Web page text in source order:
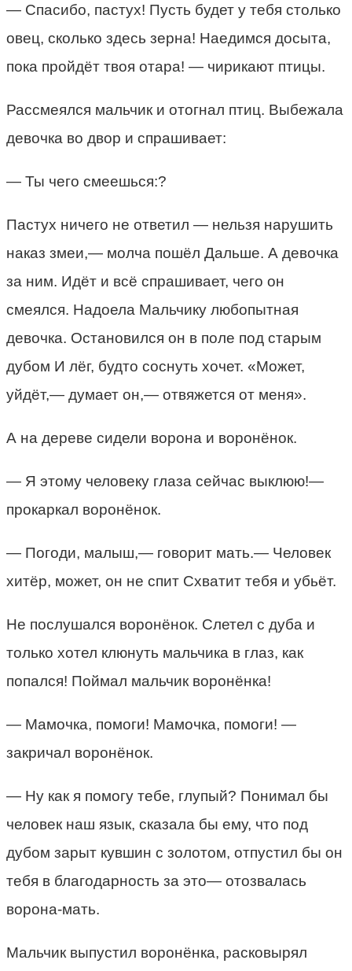
— Спасибо, пастух! Пусть будет у тебя столько
овец, сколько здесь зерна! Наедимся досыта,
пока пройдёт твоя отара! — чирикают птицы.
Рассмеялся мальчик и отогнал птиц. Выбежала
девочка во двор и спрашивает:
— Ты чего смеешься:?
Пастух ничего не ответил — нельзя нарушить
наказ змеи,— молча пошёл Дальше. А девочка
за ним. Идёт и всё спрашивает, чего он
смеялся. Надоела Мальчику любопытная
девочка. Остановился он в поле под старым
дубом И лёг, будто соснуть хочет. «Может,
уйдёт,— думает он,— отвяжется от меня».
А на дереве сидели ворона и воронёнок.
— Я этому человеку глаза сейчас выклюю!—
прокаркал воронёнок.
— Погоди, малыш,— говорит мать.— Человек
хитёр, может, он не спит Схватит тебя и убьёт.
Не послушался воронёнок. Слетел с дуба и
только хотел клюнуть мальчика в глаз, как
попался! Поймал мальчик воронёнка!
— Мамочка, помоги! Мамочка, помоги! —
закричал воронёнок.
— Ну как я помогу тебе, глупый? Понимал бы
человек наш язык, сказала бы ему, что под
дубом зарыт кувшин с золотом, отпустил бы он
тебя в благодарность за это— отозвалась
ворона-мать.
Мальчик выпустил воронёнка, расковырял